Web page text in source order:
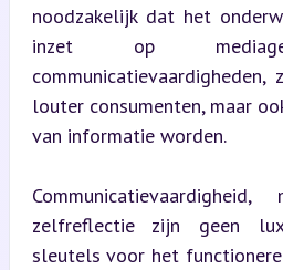
noodzakelijk dat het
inzet op
louter consumenten, maar
van informatie worden.
zelfreflectie zijn geen
sleutels voor het